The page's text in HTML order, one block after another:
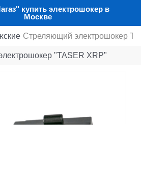
купить электрошокер в
Москве
Стреляющий электрошокер
"TASER XRP"